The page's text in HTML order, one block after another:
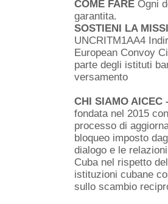
COME FARE Ogni
garantita.
SOSTIENI LA
UNCRITM1AA4
European Convoy
parte degli istituti
versamento
CHI SIAMO
fondata nel 2015
processo di
bloqueo imposto
dialogo e le
Cuba nel rispetto
istituzioni cubane
sullo scambio